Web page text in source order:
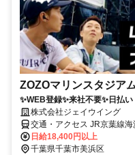
ZOZOマリンスタジア
✨WEB登録✨来社不要✨日払
株式会社ジェイウイング
交通・アクセス JR京葉線
日給18,400円以上
千葉県千葉市美浜区